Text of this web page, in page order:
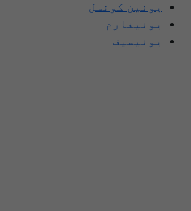
یونین کونسل
یونیفارم
یونیسیف